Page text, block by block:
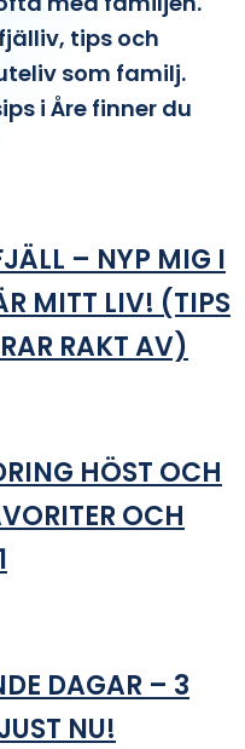
tips och
som familj.
i Åre finner du
– NYP MIG I
MITT LIV! (TIPS
RAKT AV)
HÖST OCH
OCH
DAGAR – 3
NU!